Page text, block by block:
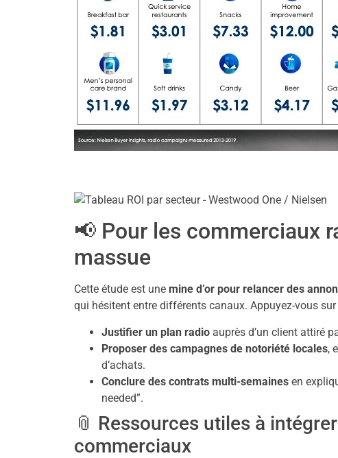
📢 Pour les commerciaux
massue
Cette étude est une mine d’or pour relancer des
qui hésitent entre différents canaux. Appuyez-vous
Justifier un plan radio auprès d’un client attiré
Proposer des campagnes de notoriété locales,
d’achats.
Conclure des contrats multi-semaines en
needed”.
📎 Ressources utiles à
commerciaux